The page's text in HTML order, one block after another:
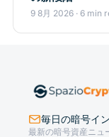
9 8月 2026 · 6 min
毎日の暗号イ
最新の暗号資産ニュ